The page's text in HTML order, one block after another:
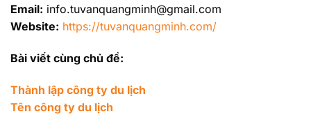
Email: info.tuvanquangminh@gmail.com
Website: https://tuvanquangminh.com/
Bài viết cùng chủ đề:
Thành lập công ty du lịch
Tên công ty du lịch